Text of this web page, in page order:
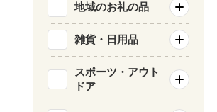
地域のお礼の品
雑貨・日用品
スポーツ・アウト
ドア